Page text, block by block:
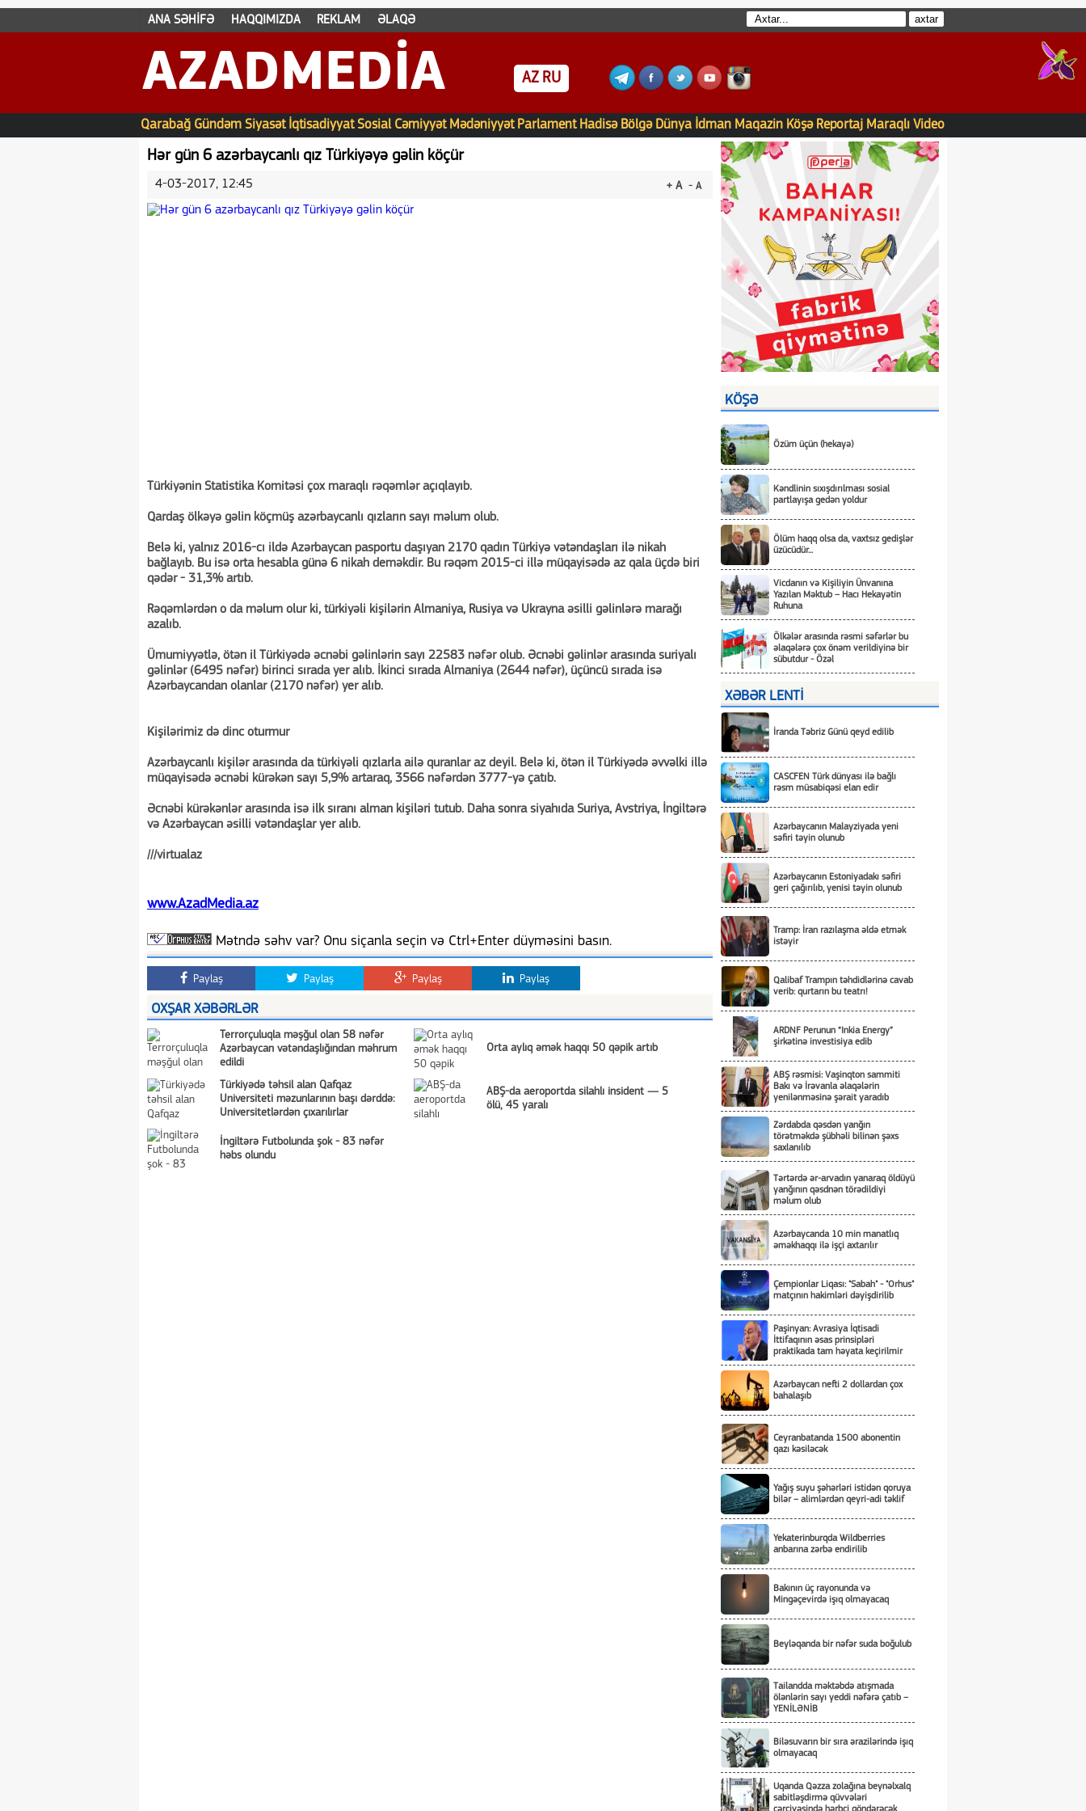
ANA SƏHİFƏ HAQQIMIZDA REKLAM ƏLAQƏ
AZADMEDIA AZ RU
Qarabağ Gündəm Siyasət İqtisadiyyat Sosial Cəmiyyət Mədəniyyət Parlament Hadisə Bölgə Dünya İdman Maqazin Köşə Reportaj Maraqlı Video
Hər gün 6 azərbaycanlı qız Türkiyəyə gəlin köçür
+ A - A
4-03-2017, 12:45
Türkiyənin Statistika Komitəsi çox maraqlı rəqəmlər açıqlayıb.
Qardaş ölkəyə gəlin köçmüş azərbaycanlı qızların sayı məlum olub.
Belə ki, yalnız 2016-cı ildə Azərbaycan pasportu daşıyan 2170 qadın Türkiyə vətəndaşları ilə nikah
bağlayıb. Bu isə orta hesabla günə 6 nikah deməkdir. Bu rəqəm 2015-ci illə müqayisədə az qala üçdə biri
qədər - 31,3% artıb.
Rəqəmlərdən o da məlum olur ki, türkiyəli kişilərin Almaniya, Rusiya və Ukrayna əsilli gəlinlərə marağı
azalıb.
Ümumiyyətlə, ötən il Türkiyədə əcnəbi gəlinlərin sayı 22583 nəfər olub. Əcnəbi gəlinlər arasında suriyalı
gəlinlər (6495 nəfər) birinci sırada yer alıb. İkinci sırada Almaniya (2644 nəfər), üçüncü sırada isə
Azərbaycandan olanlar (2170 nəfər) yer alıb.
Kişilərimiz də dinc oturmur
Azərbaycanlı kişilər arasında da türkiyəli qızlarla ailə quranlar az deyil. Belə ki, ötən il Türkiyədə əvvəlki illə
müqayisədə əcnəbi kürəkən sayı 5,9% artaraq, 3566 nəfərdən 3777-yə çatıb.
Əcnəbi kürəkənlər arasında isə ilk sıranı alman kişiləri tutub. Daha sonra siyahıda Suriya, Avstriya, İngiltərə
və Azərbaycan əsilli vətəndaşlar yer alıb.
///virtualaz
www.AzadMedia.az
Mətndə səhv var? Onu siçanla seçin və Ctrl+Enter düyməsini basın.
Paylaş Paylaş Paylaş Paylaş
OXŞAR XƏBƏRLƏR
Terrorçuluqla məşğul olan 58 nəfər
Azərbaycan vətəndaşlığından məhrum
edildi
Orta aylıq əmək haqqı 50 qəpik artıb
Türkiyədə təhsil alan Qafqaz
Universiteti məzunlarının başı dərddə:
Universitetlərdən çıxarılırlar
ABŞ-da aeroportda silahlı insident — 5
ölü, 45 yaralı
İngiltərə Futbolunda şok - 83 nəfər
həbs olundu
KÖŞƏ
Özüm üçün (hekayə)
Kəndlinin sıxışdırılması sosial
partlayışa gedən yoldur
Ölüm haqq olsa da, vaxtsız gedişlər
üzücüdür...
Vicdanın və Kişiliyin Ünvanına
Yazılan Məktub – Hacı Hekayətin
Ruhuna
Ölkələr arasında rəsmi səfərlər bu
əlaqələrə çox önəm verildiyinə bir
sübutdur - Özəl
XƏBƏR LENTİ
İranda Təbriz Günü qeyd edilib
CASCFEN Türk dünyası ilə bağlı
rəsm müsabiqəsi elan edir
Azərbaycanın Malayziyada yeni
səfiri təyin olunub
Azərbaycanın Estoniyadakı səfiri
geri çağırılıb, yenisi təyin olunub
Tramp: İran razılaşma əldə etmək
istəyir
Qalibaf Trampın təhdidlərinə cavab
verib: qurtarın bu teatrı!
ARDNF Perunun “Inkia Energy”
şirkətinə investisiya edib
ABŞ rəsmisi: Vaşinqton sammiti
Bakı və İrəvanla əlaqələrin
yenilənməsinə şərait yaradıb
Zərdabda qəsdən yanğın
törətməkdə şübhəli bilinən şəxs
saxlanılıb
Tərtərdə ər-arvadın yanaraq öldüyü
yanğının qəsdnən törədildiyi
məlum olub
Azərbaycanda 10 min manatlıq
əməkhaqqı ilə işçi axtarılır
Çempionlar Liqası: "Sabah" - "Orhus"
matçının hakimləri dəyişdirilib
Paşinyan: Avrasiya İqtisadi
İttifaqının əsas prinsipləri
praktikada tam həyata keçirilmir
Azərbaycan nefti 2 dollardan çox
bahalaşıb
Ceyranbatanda 1500 abonentin
qazı kəsiləcək
Yağış suyu şəhərləri istidən qoruya
bilər – alimlərdən qeyri-adi təklif
Yekaterinburqda Wildberries
anbarına zərbə endirilib
Bakının üç rayonunda və
Mingəçevirdə işıq olmayacaq
Beyləqanda bir nəfər suda boğulub
Tailandda məktəbdə atışmada
ölənlərin sayı yeddi nəfərə çatıb –
YENİLƏNİB
Biləsuvarın bir sıra ərazilərində işıq
olmayacaq
Uqanda Qəzza zolağına beynəlxalq
sabitləşdirmə qüvvələri